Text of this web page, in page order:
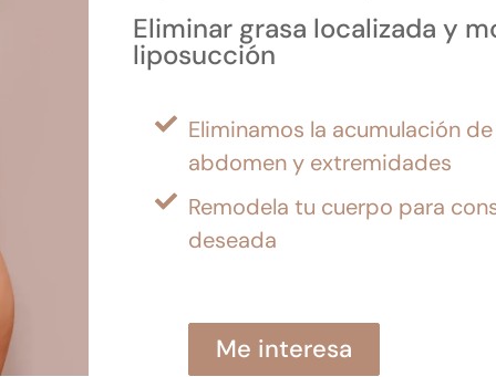
Eliminar grasa localizada y
liposucción
Eliminamos la acumulación
abdomen y extremidades
Remodela tu cuerpo para
deseada
Me interesa